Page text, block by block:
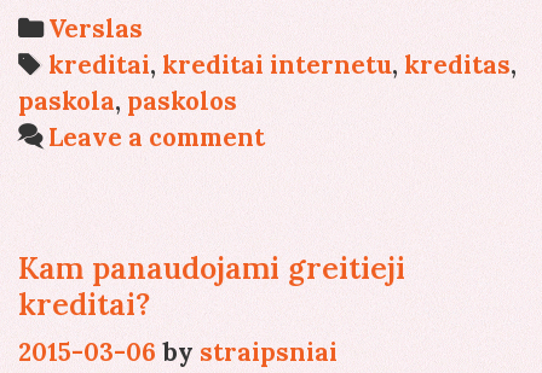
bei
kitiems
asmenims
neišduodami
griežtos
tvarkos
Categories
Verslas
Tags
kreditai, kreditai internetu, kreditas,
paskola, paskolos
Leave a comment
Kam panaudojami greitieji
kreditai?
2015-03-06 by straipsniai